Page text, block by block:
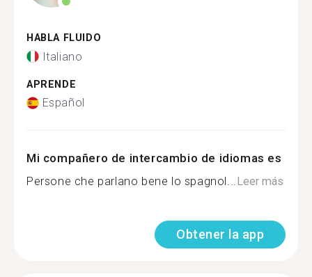
HABLA FLUIDO
Italiano
APRENDE
Español
Mi compañero de intercambio de idiomas es
Persone che parlano bene lo spagnol...Leer más
Obtener la app